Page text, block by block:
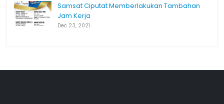
Samsat Ciputat Memberlakukan Tambahan
Jam Kerja
Dec 23, 2021